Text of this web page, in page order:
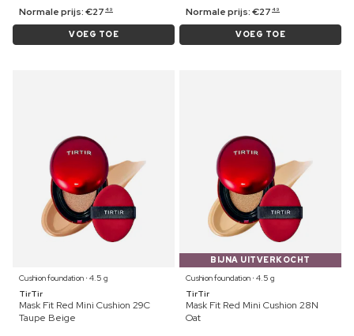
Normale prijs:€27 49
VOEG TOE
Normale prijs:€27 49
VOEG TOE
Cushion foundation ⋅ 4.5 g
TirTir
Mask Fit Red Mini Cushion 29C
Taupe Beige
BIJNA UITVERKOCHT
Cushion foundation ⋅ 4.5 g
TirTir
Mask Fit Red Mini Cushion 28N
Oat